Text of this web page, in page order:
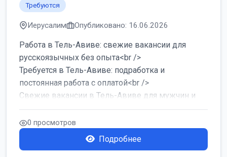
Требуются
Иерусалим Опубликовано: 16.06.2026
Работа в Тель-Авиве: свежие вакансии для
русскоязычных без опыта<br />
Требуется в Тель-Авиве: подработка и
постоянная работа с оплатой<br />
Свежие вакансии в Тель-Авиве для мужчин и
женщин от хозя...
0 просмотров
Подробнее